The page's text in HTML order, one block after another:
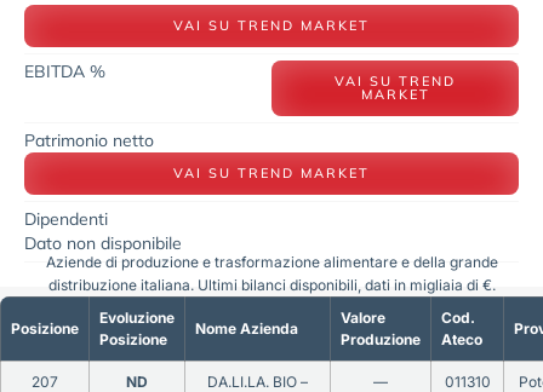
VAI SU TREND MARKET
EBITDA % VAI SU TREND
MARKET
Patrimonio netto
VAI SU TREND MARKET
Dipendenti
Dato non disponibile
Posizione
Evoluzione
Posizione
Nome Azienda
Valore
Produzione
Cod.
Ateco
207 ND
DA.LI.LA. BIO –
— 011310
Aziende di produzione e trasformazione alimentare e della grande
distribuzione italiana. Ultimi bilanci disponibili, dati in migliaia di €.